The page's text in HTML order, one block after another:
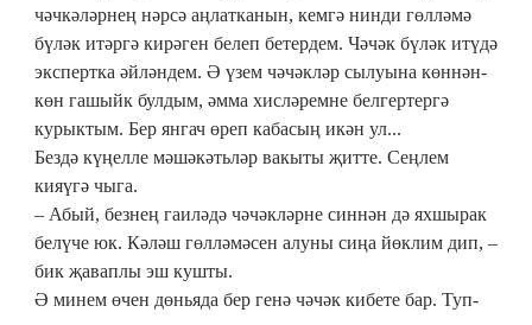
чәчкәләрнең нәрсә аңлатканын, кемгә нинди гөлләмә
бүләк итәргә кирәген белеп бетердем. Чәчәк бүләк итүдә
экспертка әйләндем. Ә үзем чәчәкләр сылуына көннән-
көн гашыйк булдым, әмма хисләремне белгертергә
курыктым. Бер янгач өреп кабасың икән ул...
Бездә күңелле мәшәкәтьләр вакыты җитте. Сеңлем
кияүгә чыга.
– Абый, безнең гаиләдә чәчәкләрне синнән дә яхшырак
белүче юк. Кәләш гөлләмәсен алуны сиңа йөклим дип, –
бик җаваплы эш кушты.
Ә минем өчен дөньяда бер генә чәчәк кибете бар. Туп-